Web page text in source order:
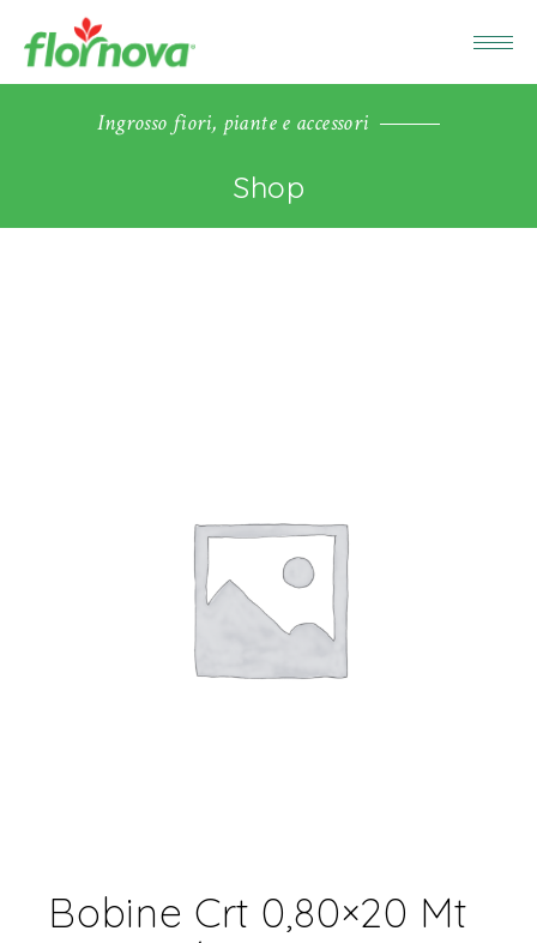
Ingrosso fiori, piante e accessori
Shop
Bobine Crt 0,80×20 Mt